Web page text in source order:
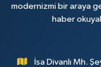
modernizmi bir araya
haber
İsa Divanlı Mh.